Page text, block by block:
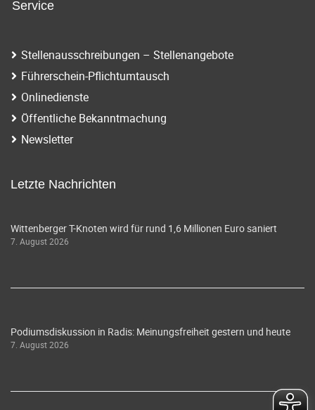
Service
Stellenausschreibungen – Stellenangebote
Führerschein-Pflichtumtausch
Onlinedienste
Öffentliche Bekanntmachung
Newsletter
Letzte Nachrichten
Wittenberger T-Knoten wird für rund 1,6 Millionen Euro saniert
7. August 2026
Podiumsdiskussion in Radis: Meinungsfreiheit gestern und heute
7. August 2026